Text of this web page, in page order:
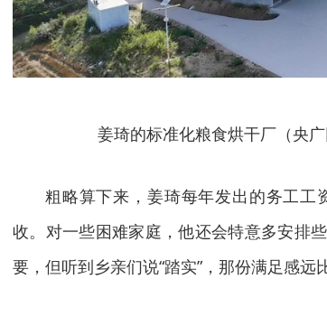
姜琦的标准化粮食烘干厂（央
粗略算下来，姜琦每年发出的务工工
收。对一些困难家庭，他还会特意多安排
要，但听到乡亲们说“踏实”，那份满足感远